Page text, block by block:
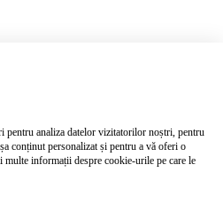
pentru analiza datelor vizitatorilor noștri, pentru
conținut personalizat și pentru a vă oferi o
multe informații despre cookie-urile pe care le